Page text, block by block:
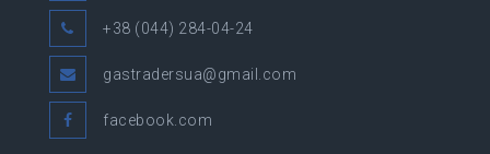
+38 (044) 284-04-24
gastradersua@gmail.com
facebook.com